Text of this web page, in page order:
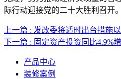
际行动迎接党的二十大胜利召开。
上一篇 : 发改委将适时出台措施
下一篇 : 固定资产投资同比4.9%
产品中心
装修案例